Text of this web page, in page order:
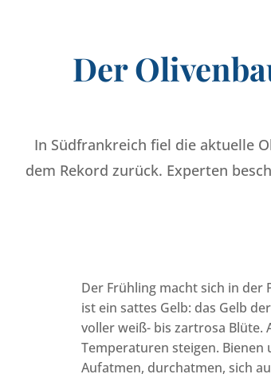
Der
In Südfrankreich fiel die aktuelle
dem Rekord zurück. Experten
Der Frühling macht sich in der
ist ein sattes Gelb: das Gelb
voller weiß- bis zartrosa Blüte.
Temperaturen steigen.
Aufatmen, durchatmen, sich